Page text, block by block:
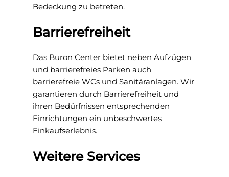
Bedeckung zu betreten.
Barrierefreiheit
Das Buron Center bietet neben Aufzügen
und barrierefreies Parken auch
barrierefreie WCs und Sanitäranlagen. Wir
garantieren durch Barrierefreiheit und
ihren Bedürfnissen entsprechenden
Einrichtungen ein unbeschwertes
Einkaufserlebnis.
Weitere Services